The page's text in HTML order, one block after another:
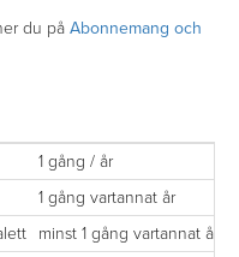
du på Abonnemang och
1 gång / år
1 gång vartannat år
minst 1 gång vartannat år